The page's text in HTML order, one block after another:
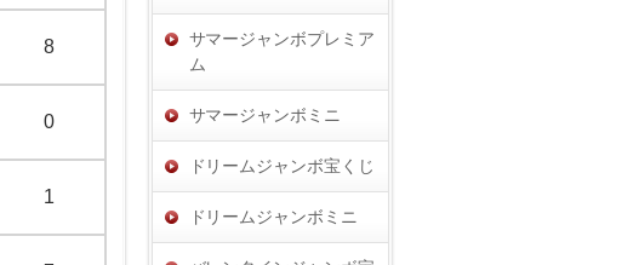
8
0
1
サマージャンボプレミア
ム
サマージャンボミニ
ドリームジャンボ宝くじ
ドリームジャンボミニ